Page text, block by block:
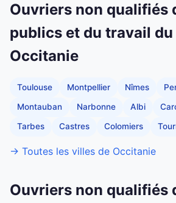
Ouvriers non qualifiés
publics et du travail du
Occitanie
Toulouse Montpellier Nîmes
Montauban Narbonne Albi
Tarbes Castres Colomiers
→ Toutes les villes de Occitanie
Ouvriers non qualifiés